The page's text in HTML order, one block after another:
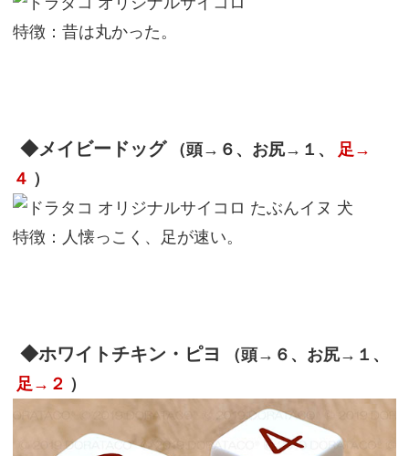
特徴：昔は丸かった。
◆メイビードッグ （頭→６、お尻→１、
足→
４ ）
特徴：人懐っこく、足が速い。
◆ホワイトチキン・ピヨ
（頭→６、お尻→１、
足→２ ）